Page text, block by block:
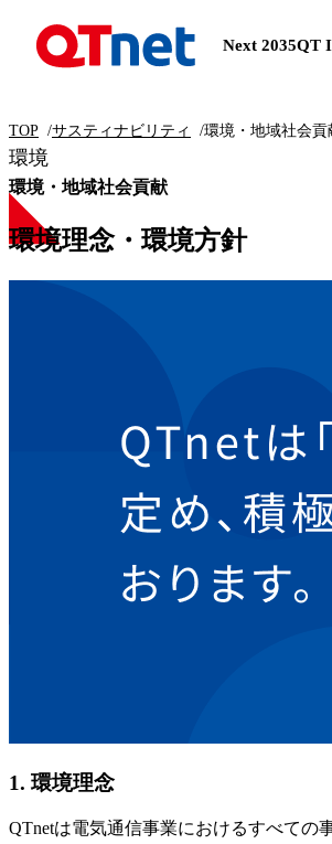
Next 2035QT
TOP サスティナビリティ 環境・地域社会貢
環境
環境・地域社会貢献
環境理念・環境方針
1. 環境理念
QTnetは電気通信事業におけるすべて